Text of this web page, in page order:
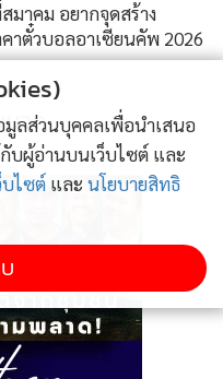
จากศึกไชนีส ซูเปอร์ลีก ใน
(GK), นฤบดินทร์ วีรวัฒโน
, พรรษา เหมวิบูลย์, ศศ
ค สาชาติ, ศุภณัฐฏ์ เหมือน
สต้า
ง็อค ทินห์, เล ดุ๊ค เลือง, ซัม
อันห์ ทวน, เหงียน คอง
, ปาเป้ ไดอากิเต้
มาคม อยากจุดสร้าง
าตั๋วบอลอาเซียนคัพ 2026
มวด
มูลส่วนบุคคลเพื่อนำเสนอ
ผู้อ่านบนเว็บไซต์ และ
บไซต์ และ นโยบายสิทธิ